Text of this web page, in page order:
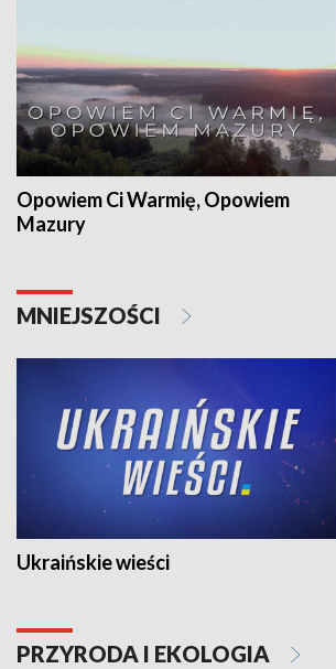
Opowiem Ci Warmię, Opowiem
Mazury
MNIEJSZOŚCI
Ukraińskie wieści
PRZYRODA I EKOLOGIA